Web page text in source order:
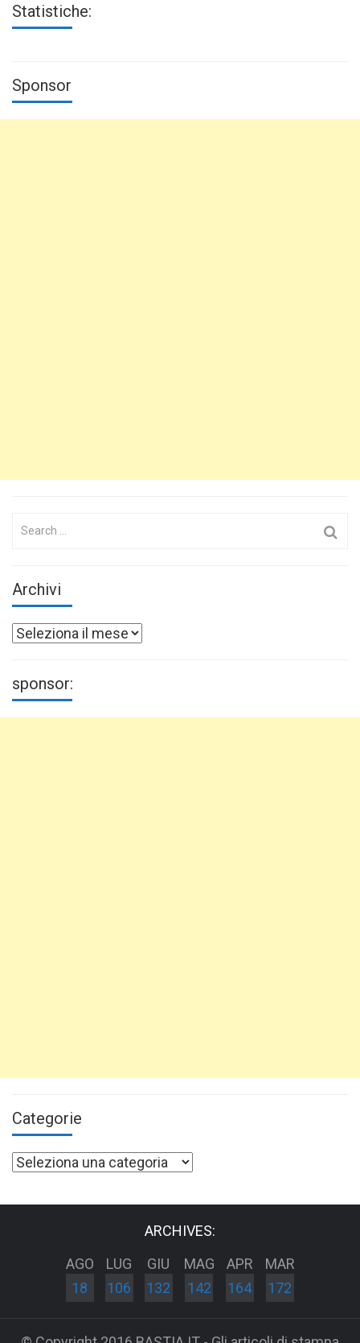
Statistiche:
Sponsor
Search
Archivi
Archivi
sponsor:
Categorie
Categorie
ARCHIVES:
AGO
18
LUG
106
GIU
132
MAG
142
APR
164
MAR
172